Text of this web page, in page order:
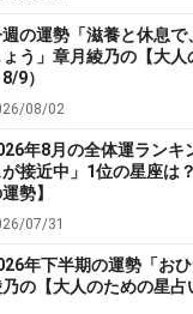
の運勢
がチャンス。落ち
なた今週の運勢は？
の運勢「滋養と休息で
ょう」章月綾乃の【大
9）
08/02
年8月の全体運ランキ
が接近中」1位の星座は
勢】
07/31
年下半期の運勢「お
の【大人のための星占